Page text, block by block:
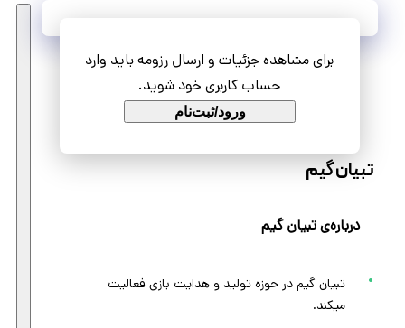
برای مشاهده جزئیات و ارسال رزومه باید وارد
حساب کاربری خود شوید.
ورود/ثبت‌نام
مشاهده همه فرصت‌ها
تبیان گیم
درباره‌ی تبیان گیم
تبیان گیم در حوزه تولید و هدایت بازی فعالیت
میکند.